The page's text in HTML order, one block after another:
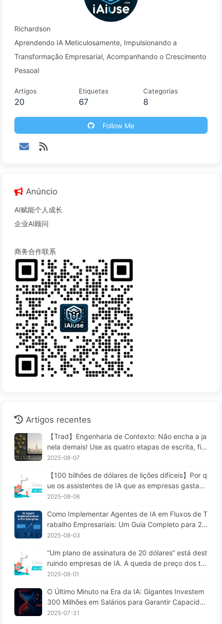
Richardson
Aprendendo IA Meticulosamente, Impulsionando a
Transformação Empresarial, Acompanhando o Crescimento
Pessoal
Artigos
20
Etiquetas
67
Categorias
8
Follow Me
Anúncio
AI赋能个人成长
企业AI顾问
商务合作联系
Artigos recentes
【Trad】Engenharia de Contexto: Não encha a ja
nela demais! Use as quatro etapas de escrita, filtr
agem, compressão e isolamento; fique atento à c
em, e mantenha o ruído do lado de fora — Apren
da AI 170
2025-08-07
【100 bilhões de dólares de lições difíceis】Por q
ue os assistentes de IA que as empresas gastam
fortunas para implementar "esquecem" nos mom
ntem seu desempenho em 90%? — Aprendendo I
A 169
2025-08-06
Como Implementar Agentes de IA em Fluxos de T
rabalho Empresariais: Um Guia Completo para 20
25 — Aprendendo IA aos Poucos 166
2025-08-03
“Um plano de assinatura de 20 dólares” está dest
ruindo empresas de IA. A queda de preço dos to
kens é uma ilusão; o que realmente custa caro na
e 164
2025-08-01
O Último Minuto na Era da IA: Gigantes Investem
300 Milhões em Salários para Garantir Capacida
de de Cálculo, Usufruindo do seu Tempo Livre pa
2025-07-31